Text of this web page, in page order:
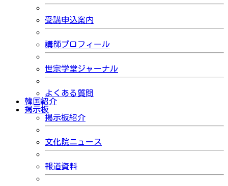
受講申込案内
講師プロフィール
世宗学堂ジャーナル
よくある質問
韓国紹介
掲示板
掲示板紹介
文化院ニュース
報道資料